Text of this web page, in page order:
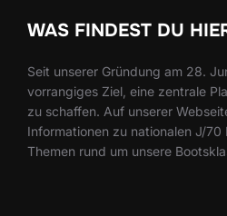
WAS FINDEST DU
Seit unserer Gründung am 28.
vorrangiges Ziel, eine zentrale
zu schaffen. Auf unserer
Informationen zu nationalen J/
Themen rund um unsere